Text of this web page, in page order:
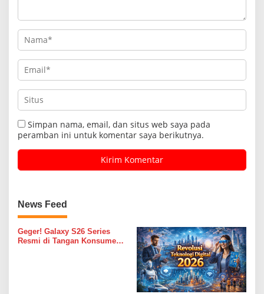
Simpan nama, email, dan situs web saya pada
peramban ini untuk komentar saya berikutnya.
News Feed
Geger! Galaxy S26 Series
Resmi di Tangan Konsumen